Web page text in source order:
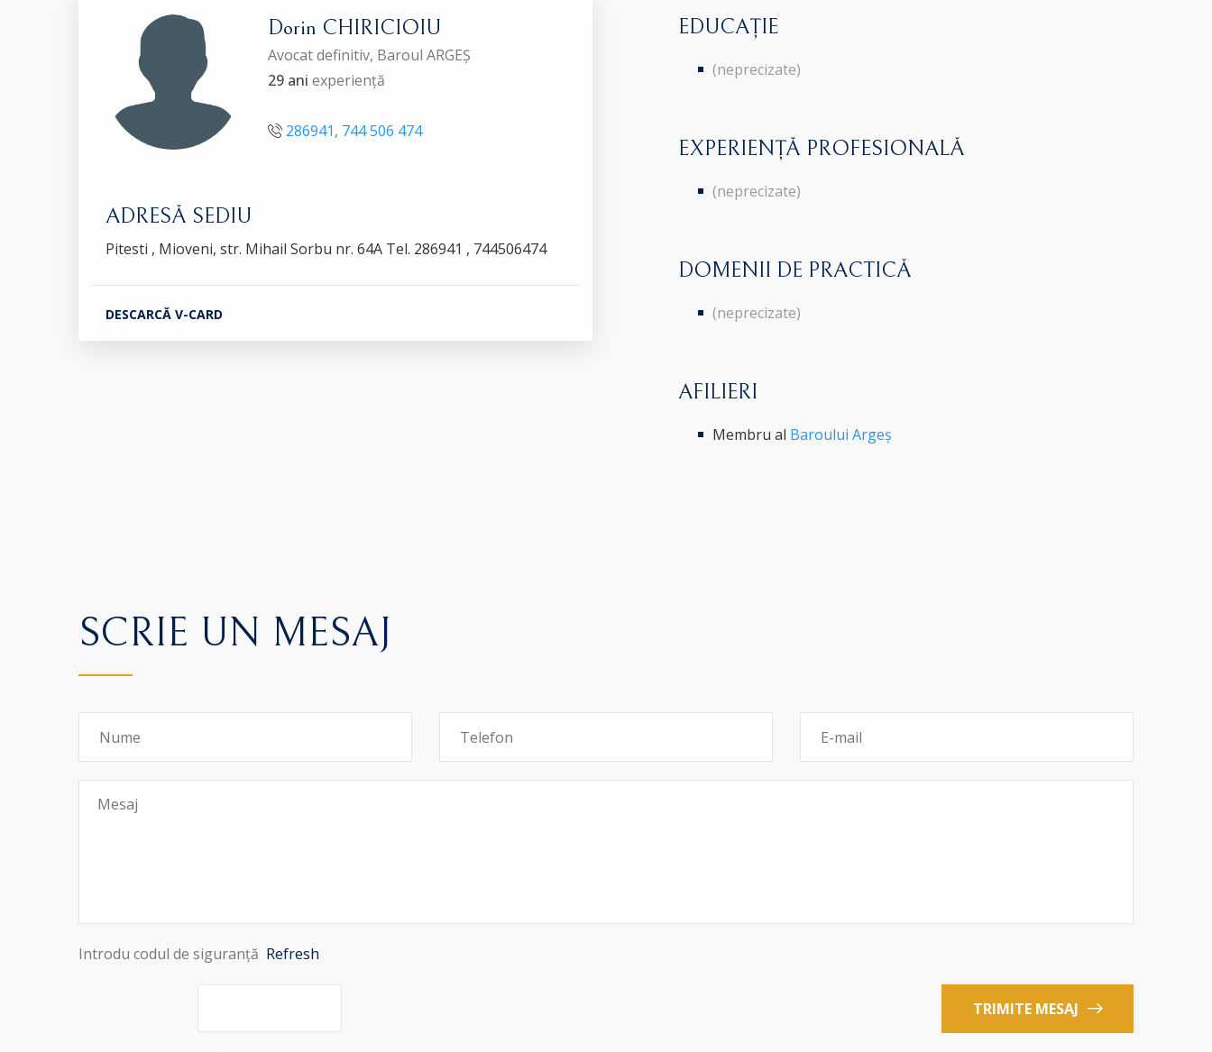
Dorin CHIRICIOIU
Avocat definitiv, Baroul ARGEȘ
29 ani experiență
286941, 744 506 474
ADRESĂ SEDIU
Pitesti , Mioveni, str. Mihail Sorbu nr. 64A Tel. 286941 , 744506474
DESCARCĂ V-CARD
EDUCAȚIE
(neprecizate)
EXPERIENȚĂ PROFESIONALĂ
(neprecizate)
DOMENII DE PRACTICĂ
(neprecizate)
AFILIERI
Membru al Baroului Argeș
SCRIE UN MESAJ
Introdu codul de siguranță Refresh
TRIMITE MESAJ